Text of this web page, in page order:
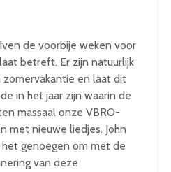
de voorbije weken voor
betreft. Er zijn natuurlijk
zomervakantie en laat dit
in het jaar zijn waarin de
massaal onze VBRO-
met nieuwe liedjes. John
genoegen om met de
van deze